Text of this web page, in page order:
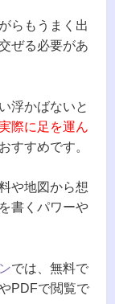
らもうまく出
ぜる必要があ
浮かばないと
際に足を運ん
すすめです。
や地図から想
書くパワーや
では、無料で
PDFで閲覧で